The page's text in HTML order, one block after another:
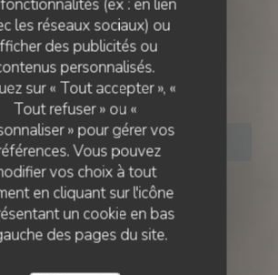
(ex : en lien
les réseaux sociaux) ou
des publicités ou
personnalisés.
sur « Tout accepter », «
Tout refuser » ou «
» pour gérer vos
Vous pouvez
vos choix à tout
en cliquant sur l'icône
un cookie en bas
des pages du site.
FRANÇAISE• LISBOA
Essencial
RÉSERVER